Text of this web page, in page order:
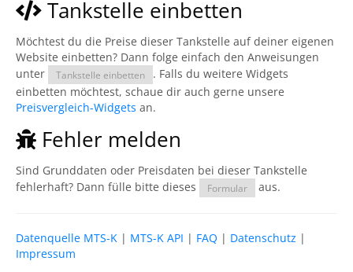
Tankstelle einbetten
Möchtest du die Preise dieser Tankstelle auf deiner eigenen
Website einbetten? Dann folge einfach den Anweisungen
unter
Tankstelle einbetten
. Falls du weitere Widgets
einbetten möchtest, schaue dir auch gerne unsere
Preisvergleich-Widgets an.
Fehler melden
Sind Grunddaten oder Preisdaten bei dieser Tankstelle
fehlerhaft? Dann fülle bitte dieses
Formular aus.
Datenquelle MTS-K | MTS-K API | FAQ | Datenschutz |
Impressum